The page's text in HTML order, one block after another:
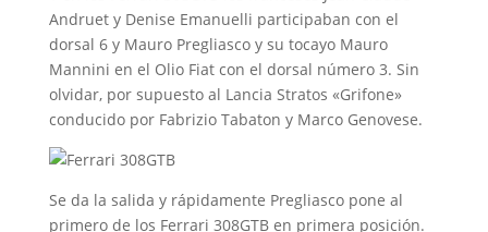
Andruet y Denise Emanuelli participaban con el
dorsal 6 y Mauro Pregliasco y su tocayo Mauro
Mannini en el Olio Fiat con el dorsal número 3. Sin
olvidar, por supuesto al Lancia Stratos «Grifone»
conducido por Fabrizio Tabaton y Marco Genovese.
Se da la salida y rápidamente Pregliasco pone al
primero de los Ferrari 308GTB en primera posición.